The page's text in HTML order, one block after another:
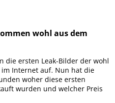
wohl aus dem
die ersten Leak-Bilder der wohl
im Internet auf. Nun hat die
woher diese ersten
wurden und welcher Preis